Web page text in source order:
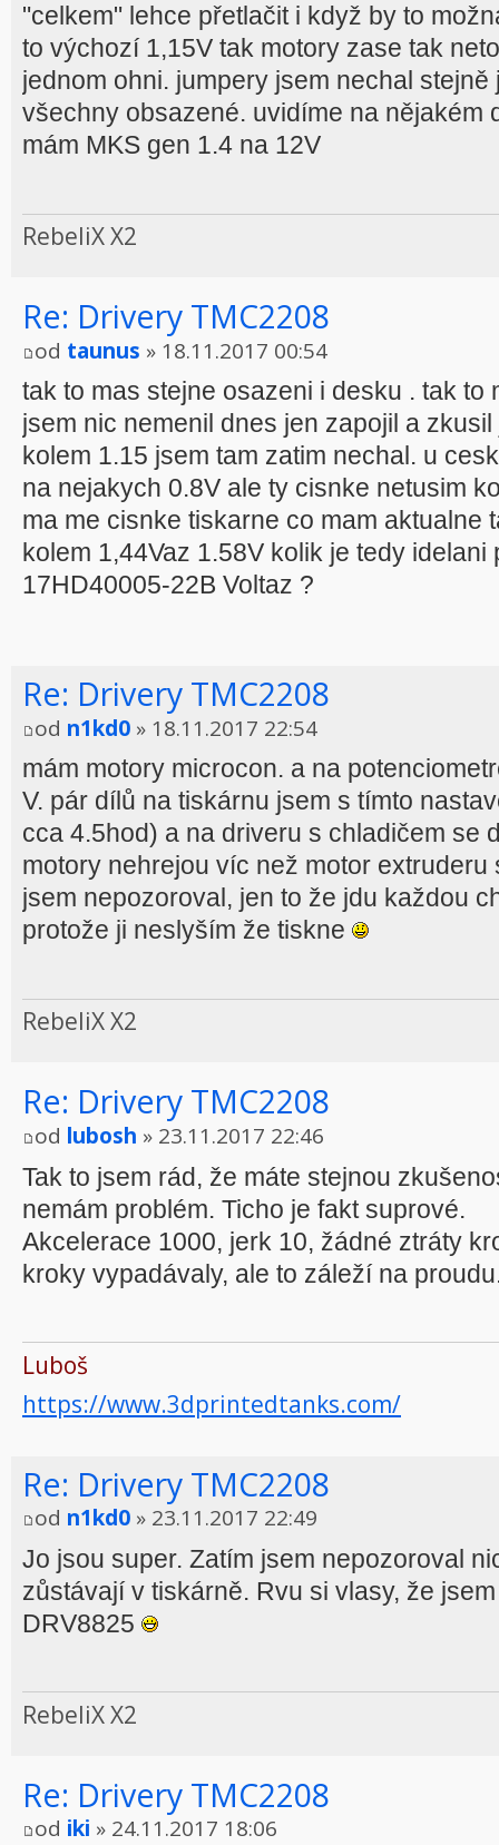
"celkem" lehce přetlačit i když by to
to výchozí 1,15V tak motory zase tak
jednom ohni. jumpery jsem nechal
všechny obsazené. uvidíme na nějakém
mám MKS gen 1.4 na 12V
RebeliX X2
Re: Drivery TMC2208
od taunus » 18.11.2017 00:54
tak to mas stejne osazeni i desku . tak to
jsem nic nemenil dnes jen zapojil a
kolem 1.15 jsem tam zatim nechal. u
na nejakych 0.8V ale ty cisnke netusim
ma me cisnke tiskarne co mam aktualne
kolem 1,44Vaz 1.58V kolik je tedy
17HD40005-22B Voltaz ?
Re: Drivery TMC2208
od n1kd0 » 18.11.2017 22:54
mám motory microcon. a na
V. pár dílů na tiskárnu jsem s tímto
cca 4.5hod) a na driveru s chladičem se
motory nehrejou víc než motor
jsem nepozoroval, jen to že jdu každou
protože ji neslyším že tiskne
RebeliX X2
Re: Drivery TMC2208
od lubosh » 23.11.2017 22:46
Tak to jsem rád, že máte stejnou
nemám problém. Ticho je fakt suprové.
Akcelerace 1000, jerk 10, žádné ztráty
kroky vypadávaly, ale to záleží na
Luboš
https://www.3dprintedtanks.com/
Re: Drivery TMC2208
od n1kd0 » 23.11.2017 22:49
Jo jsou super. Zatím jsem nepozoroval
zůstávají v tiskárně. Rvu si vlasy, že
DRV8825
RebeliX X2
Re: Drivery TMC2208
od iki » 24.11.2017 18:06